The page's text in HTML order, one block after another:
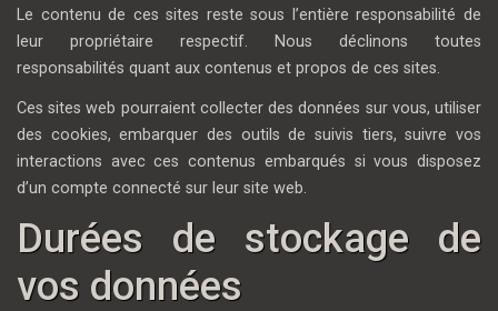
Le contenu de ces sites reste sous l’entière responsabilité de
leur propriétaire respectif. Nous déclinons toutes
responsabilités quant aux contenus et propos de ces sites.
Ces sites web pourraient collecter des données sur vous, utiliser
des cookies, embarquer des outils de suivis tiers, suivre vos
interactions avec ces contenus embarqués si vous disposez
d’un compte connecté sur leur site web.
Durées de stockage de
vos données